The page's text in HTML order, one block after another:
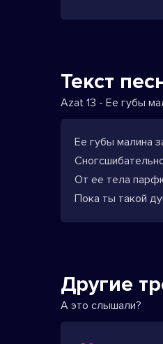
Текст
Azat 13 - Ее губы
Ее губы малина
От ее тела
Пока ты такой
Другие
А это слышали?